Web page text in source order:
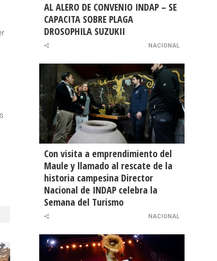
AL ALERO DE CONVENIO INDAP – SE
CAPACITA SOBRE PLAGA
DROSOPHILA SUZUKII
NACIONAL
Con visita a emprendimiento del
Maule y llamado al rescate de la
historia campesina Director
Nacional de INDAP celebra la
Semana del Turismo
NACIONAL